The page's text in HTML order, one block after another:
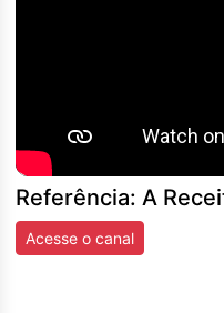
Referência: A
Acesse o canal